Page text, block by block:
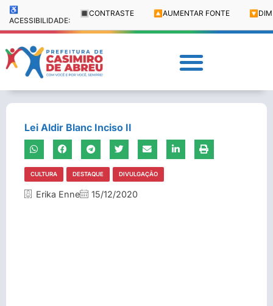
♿
ACESSIBILIDADE:
🔳 CONTRASTE 🔼 AUMENTAR FONTE 🔽
Lei Aldir Blanc Inciso II
CULTURA DESTAQUE DIVULGAÇÃO
Erika Enne 15/12/2020